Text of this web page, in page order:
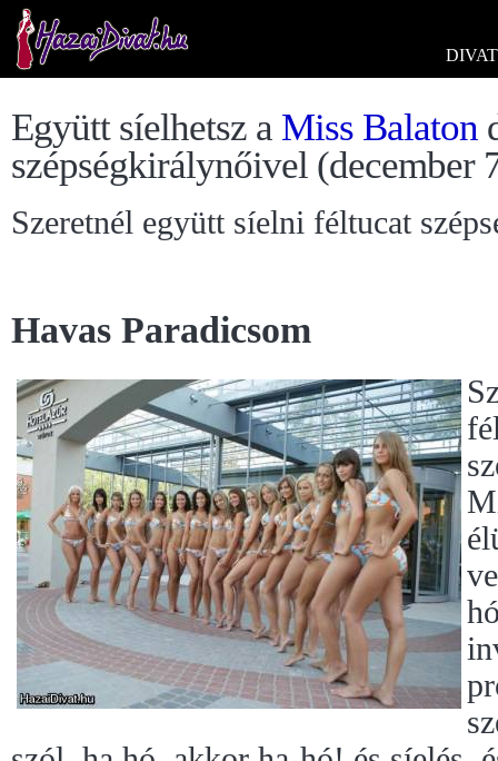
DIVAT
Együtt síelhetsz a Miss Balaton
szépségkirálynőivel (december
Szeretnél együtt síelni féltucat
Havas Paradicsom